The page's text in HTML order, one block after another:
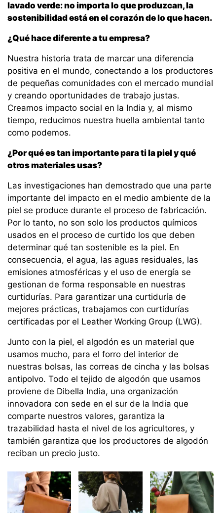
lavado verde: no importa lo que produzcan, la
sostenibilidad está en el corazón de lo que hacen.
¿Qué hace diferente a tu empresa?
Nuestra historia trata de marcar una diferencia
positiva en el mundo, conectando a los productores
de pequeñas comunidades con el mercado mundial
y creando oportunidades de trabajo justas.
Creamos impacto social en la India y, al mismo
tiempo, reducimos nuestra huella ambiental tanto
como podemos.
¿Por qué es tan importante para ti la piel y qué
otros materiales usas?
Las investigaciones han demostrado que una parte
importante del impacto en el medio ambiente de la
piel se produce durante el proceso de fabricación.
Por lo tanto, no son solo los productos químicos
usados en el proceso de curtido los que deben
determinar qué tan sostenible es la piel. En
consecuencia, el agua, las aguas residuales, las
emisiones atmosféricas y el uso de energía se
gestionan de forma responsable en nuestras
curtidurías. Para garantizar una curtiduría de
mejores prácticas, trabajamos con curtidurías
certificadas por el Leather Working Group (LWG).
Junto con la piel, el algodón es un material que
usamos mucho, para el forro del interior de
nuestras bolsas, las correas de cincha y las bolsas
antipolvo. Todo el tejido de algodón que usamos
proviene de Dibella India, una organización
innovadora con sede en el sur de la India que
comparte nuestros valores, garantiza la
trazabilidad hasta el nivel de los agricultores, y
también garantiza que los productores de algodón
reciban un precio justo.